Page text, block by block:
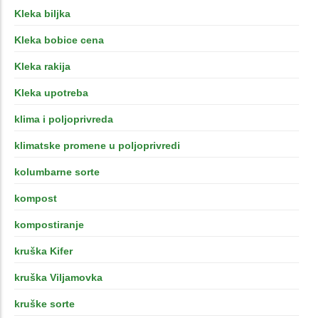
Kleka biljka
Kleka bobice cena
Kleka rakija
Kleka upotreba
klima i poljoprivreda
klimatske promene u poljoprivredi
kolumbarne sorte
kompost
kompostiranje
kruška Kifer
kruška Viljamovka
kruške sorte